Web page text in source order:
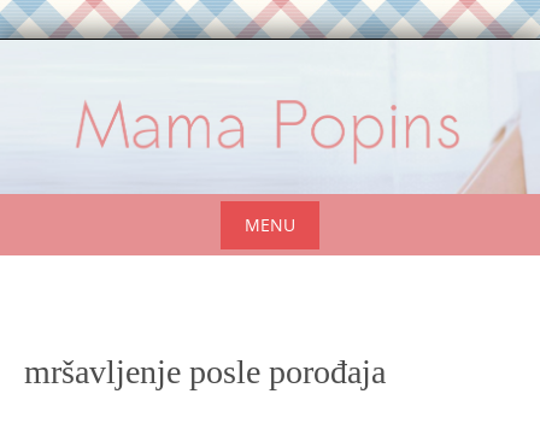
MENU
mršavljenje posle porođaja